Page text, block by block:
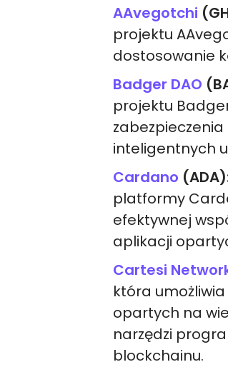
AAvegotchi
projektu
dostosowanie
Badger DAO
projektu
inteligentnych
Cardano
platformy
efektywnej
aplikacji
Cartesi
która
opartych na
narzędzi
blockchainu.